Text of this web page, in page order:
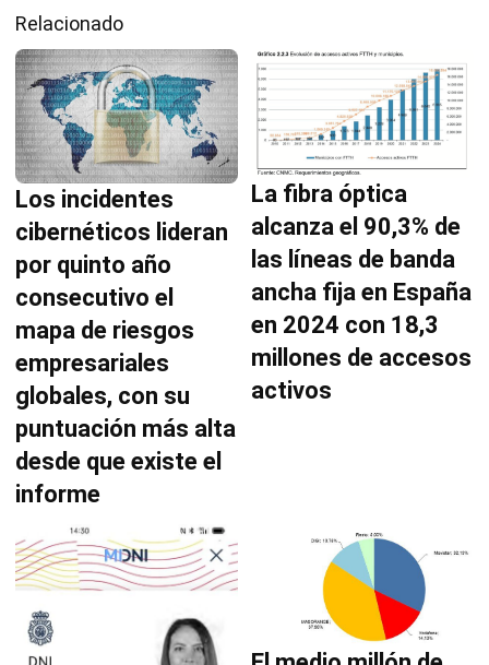
Relacionado
Los incidentes
cibernéticos lideran
por quinto año
consecutivo el
mapa de riesgos
empresariales
globales, con su
puntuación más alta
desde que existe el
informe
La fibra óptica
alcanza el 90,3% de
las líneas de banda
ancha fija en España
en 2024 con 18,3
millones de accesos
activos